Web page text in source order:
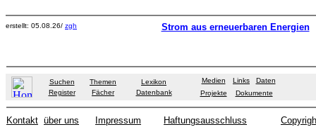
erstellt: 05.08.26/ zgh Strom aus erneuerbaren Energien
Suchen Themen
Lexikon
Register
Fächer Datenbank
Medien Links
Daten
Projekte
Dokumente
Kontakt über uns Impressum Haftungsausschluss